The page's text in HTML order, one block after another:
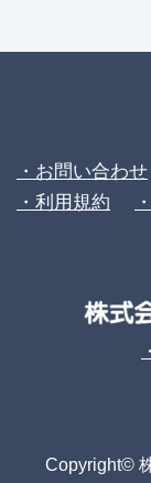
・お問い合わせ
・利用規約
Copyright©